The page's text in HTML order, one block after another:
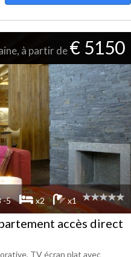
à partir de€ 5150
-5 x2 x1
accès direct
TV écran plat avec